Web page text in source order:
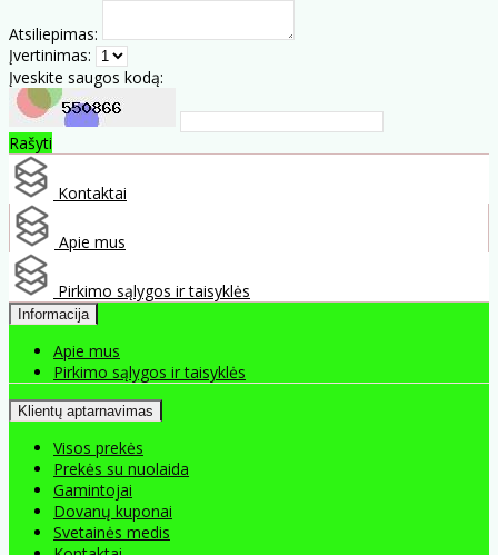
Atsiliepimas:
Įvertinimas:
Įveskite saugos kodą:
Rašyti
Kontaktai
Apie mus
Pirkimo sąlygos ir taisyklės
Informacija
Apie mus
Pirkimo sąlygos ir taisyklės
Klientų aptarnavimas
Visos prekės
Prekės su nuolaida
Gamintojai
Dovanų kuponai
Svetainės medis